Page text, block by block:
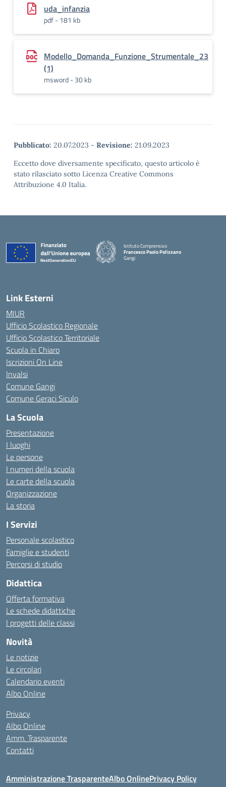
uda_infanzia
pdf - 181 kb
Modello_Domanda_Funzione_Strumentale_23
(1)
msword - 30 kb
Pubblicato: 20.07.2023 - Revisione: 21.09.2023
Eccetto dove diversamente specificato, questo articolo è
stato rilasciato sotto Licenza Creative Commons
Attribuzione 4.0 Italia.
Istituto Comprensivo
Francesco Paolo Polizzano
Gangi
— Visita la pagina iniziale della scuola
Link Esterni
MIUR
Ufficio Scolastico Regionale
Ufficio Scolastico Territoriale
Scuola in Chiaro
Iscrizioni On Line
Invalsi
Comune Gangi
Comune Geraci Siculo
La Scuola
Presentazione
I luoghi
Le persone
I numeri della scuola
Le carte della scuola
Organizzazione
La storia
I Servizi
Personale scolastico
Famiglie e studenti
Percorsi di studio
Didattica
Offerta formativa
Le schede didattiche
I progetti delle classi
Novità
Le notizie
Le circolari
Calendario eventi
Albo Online
Privacy
Albo Online
Amm. Trasparente
Contatti
Amministrazione TrasparenteAlbo OnlinePrivacy Policy